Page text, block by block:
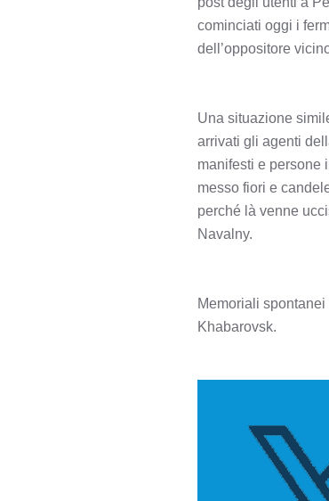
cominciati oggi i
dell’oppositore
Una situazione
arrivati gli agenti
manifesti e persone
messo fiori e
perché là venne
Navalny.
Memoriali spontanei
Khabarovsk.